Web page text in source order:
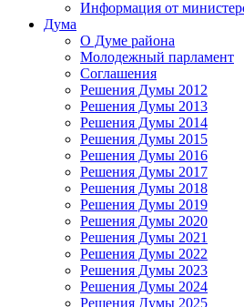
Информация от
Дума
О Думе района
Молодежный парламент
Соглашения
Решения Думы 2012
Решения Думы 2013
Решения Думы 2014
Решения Думы 2015
Решения Думы 2016
Решения Думы 2017
Решения Думы 2018
Решения Думы 2019
Решения Думы 2020
Решения Думы 2021
Решения Думы 2022
Решения Думы 2023
Решения Думы 2024
Решения Думы 2025